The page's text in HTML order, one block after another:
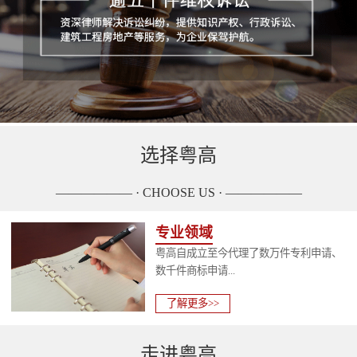
选择粤高
—————— · CHOOSE US · ——————
专业领域
粤高自成立至今代理了数万件专利申请、
数千件商标申请...
了解更多>>